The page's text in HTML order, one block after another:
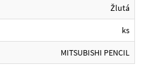
Žlutá
ks
MITSUBISHI PENCIL